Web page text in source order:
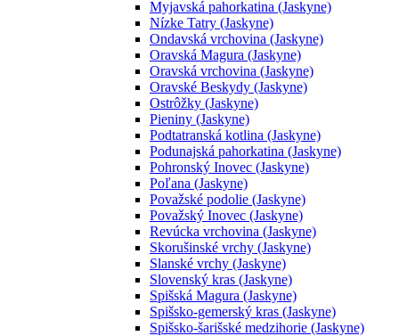
Myjavská pahorkatina (Jaskyne)
Nízke Tatry (Jaskyne)
Ondavská vrchovina (Jaskyne)
Oravská Magura (Jaskyne)
Oravská vrchovina (Jaskyne)
Oravské Beskydy (Jaskyne)
Ostrôžky (Jaskyne)
Pieniny (Jaskyne)
Podtatranská kotlina (Jaskyne)
Podunajská pahorkatina (Jaskyne)
Pohronský Inovec (Jaskyne)
Poľana (Jaskyne)
Považské podolie (Jaskyne)
Považský Inovec (Jaskyne)
Revúcka vrchovina (Jaskyne)
Skorušinské vrchy (Jaskyne)
Slanské vrchy (Jaskyne)
Slovenský kras (Jaskyne)
Spišská Magura (Jaskyne)
Spišsko-gemerský kras (Jaskyne)
Spišsko-šarišské medzihorie (Jaskyne)